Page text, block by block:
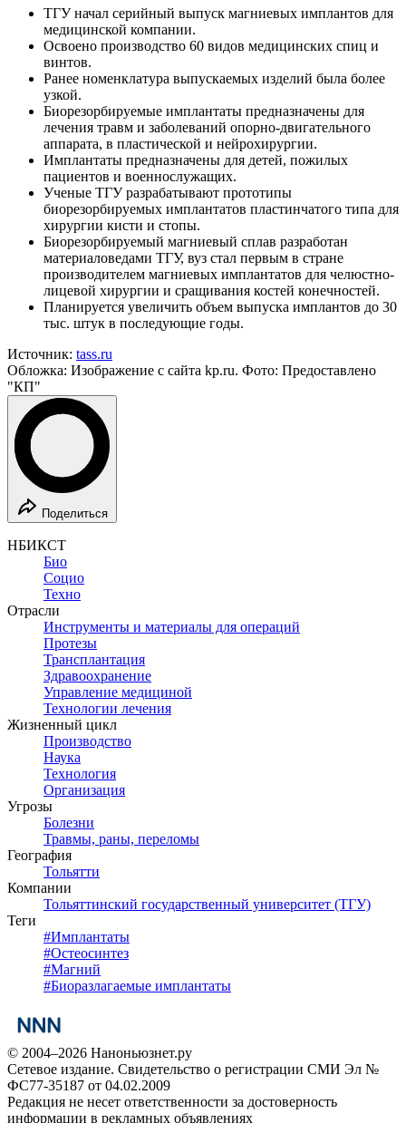
ТГУ начал серийный выпуск магниевых имплантов для
медицинской компании.
Освоено производство 60 видов медицинских спиц и
винтов.
Ранее номенклатура выпускаемых изделий была более
узкой.
Биорезорбируемые имплантаты предназначены для
лечения травм и заболеваний опорно-двигательного
аппарата, в пластической и нейрохирургии.
Имплантаты предназначены для детей, пожилых
пациентов и военнослужащих.
Ученые ТГУ разрабатывают прототипы
биорезорбируемых имплантатов пластинчатого типа для
хирургии кисти и стопы.
Биорезорбируемый магниевый сплав разработан
материаловедами ТГУ, вуз стал первым в стране
производителем магниевых имплантатов для челюстно-
лицевой хирургии и сращивания костей конечностей.
Планируется увеличить объем выпуска имплантов до 30
тыс. штук в последующие годы.
Источник: tass.ru
Обложка: Изображение с сайта kp.ru. Фото: Предоставлено
"КП"
Поделиться
НБИКСТ
Био
Социо
Техно
Отрасли
Инструменты и материалы для операций
Протезы
Трансплантация
Здравоохранение
Управление медициной
Технологии лечения
Жизненный цикл
Производство
Наука
Технология
Организация
Угрозы
Болезни
Травмы, раны, переломы
География
Тольятти
Компании
Тольяттинский государственный университет (ТГУ)
Теги
#Имплантаты
#Остеосинтез
#Магний
#Биоразлагаемые имплантаты
© 2004–2026 Наноньюзнет.ру
Сетевое издание. Свидетельство о регистрации СМИ Эл №
ФС77-35187 от 04.02.2009
Редакция не несет ответственности за достоверность
информации в рекламных объявлениях